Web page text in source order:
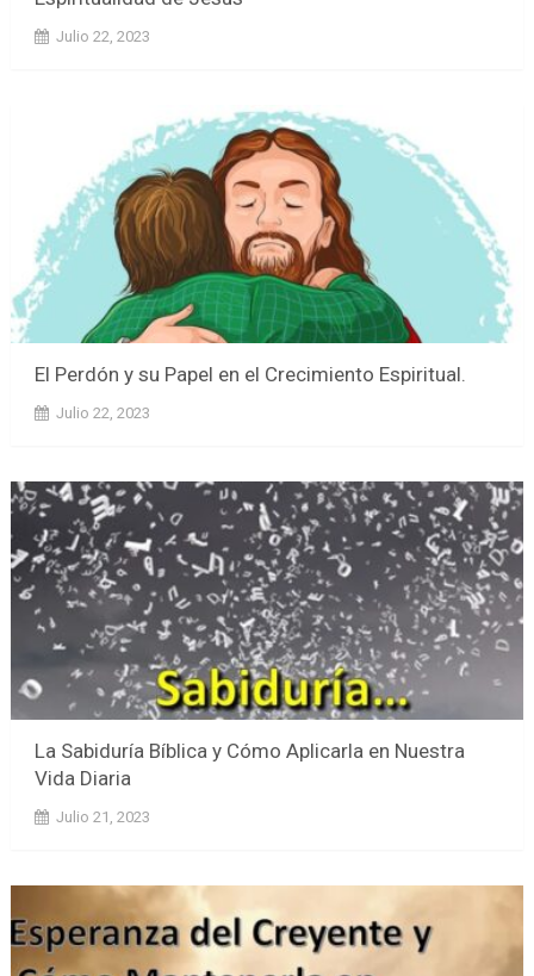
Julio 22, 2023
El Perdón y su Papel en el Crecimiento Espiritual.
Julio 22, 2023
La Sabiduría Bíblica y Cómo Aplicarla en Nuestra
Vida Diaria
Julio 21, 2023